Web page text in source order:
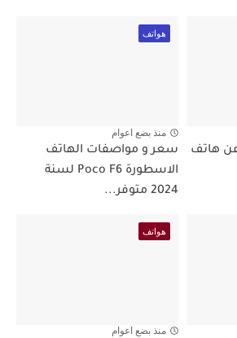
هاتف
هواتف
منذ بضع اعوام
سعر و مواصفات الهاتف
الاسطورة Poco F6 لسنة
2024 متوفر...
هواتف
منذ بضع اعوام